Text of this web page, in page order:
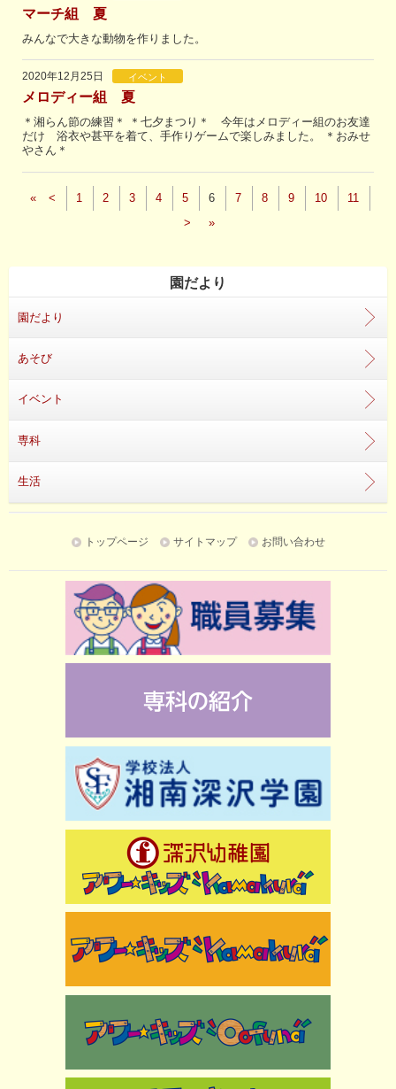
マーチ組 夏
みんなで大きな動物を作りました。
2020年12月25日 イベント
メロディー組 夏
＊湘らん節の練習＊ ＊七夕まつり＊ 今年はメロディー組のお友達
だけ 浴衣や甚平を着て、手作りゲームで楽しみました。 ＊おみせ
やさん＊
« < 1 2 3 4 5 6 7 8 9 10
11
>
»
園だより
園だより
あそび
イベント
専科
生活
トップページ サイトマップ お問い合わせ